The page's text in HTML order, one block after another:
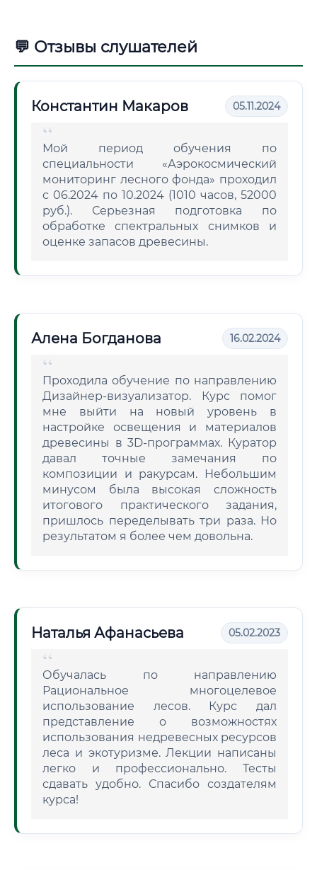
💬 Отзывы слушателей
Константин Макаров 05.11.2024
Мой период обучения по
специальности «Аэрокосмический
мониторинг лесного фонда» проходил
с 06.2024 по 10.2024 (1010 часов, 52000
руб.). Серьезная подготовка по
обработке спектральных снимков и
оценке запасов древесины.
Алена Богданова 16.02.2024
Проходила обучение по направлению
Дизайнер-визуализатор. Курс помог
мне выйти на новый уровень в
настройке освещения и материалов
древесины в 3D-программах. Куратор
давал точные замечания по
композиции и ракурсам. Небольшим
минусом была высокая сложность
итогового практического задания,
пришлось переделывать три раза. Но
результатом я более чем довольна.
Наталья Афанасьева 05.02.2023
Обучалась по направлению
Рациональное многоцелевое
использование лесов. Курс дал
представление о возможностях
использования недревесных ресурсов
леса и экотуризме. Лекции написаны
легко и профессионально. Тесты
сдавать удобно. Спасибо создателям
курса!